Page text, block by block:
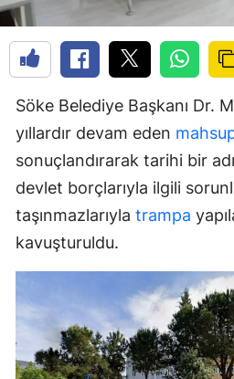
Söke Belediye Başkanı Dr.
yıllardır devam eden
sonuçlandırarak tarihi bir
devlet borçlarıyla ilgili
taşınmazlarıyla trampa
kavuşturuldu.